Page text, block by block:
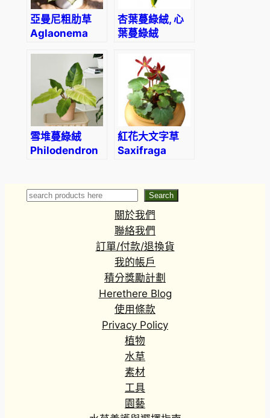
亞曼尼粗肋草
Aglaonema
‘Super White’
杏葉蔓綠絨, 心
葉蔓綠絨
scandens
‘Brazil’
雪堆蔓綠絨
Philodendron
紅花大文字草
Saxifraga
Search
Search
關於我們
聯絡我們
訂單/付款/退換貨
我的帳戶
積分獎勵計劃
Herethere Blog
使用條款
Privacy Policy
植物
水草
素材
工具
園藝